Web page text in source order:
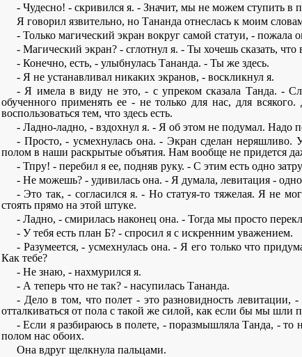
- Чудесно! - скривился я. - Значит, мы не можем ступить в
Я говорил язвительно, но Тананда отнеслась к моим
- Только магический экран вокруг самой статуи, - пожала
- Магический экран? - сглотнул я. - Ты хочешь сказать, что
- Конечно, есть, - улыбнулась Тананда. - Ты же здесь.
- Я не устанавливал никаких экранов, - воскликнул я.
- Я имела в виду не это, - с упреком сказала Танда. -
обученного применять ее - не только для нас, для
воспользоваться тем, что здесь есть.
- Ладно-ладно, - вздохнул я. - Я об этом не подумал. Надо
- Просто, - усмехнулась она. - Экран сделан неряшливо.
полом в наши раскрытые объятия. Нам вообще не придется
- Тпру! - перебил я ее, подняв руку. - С этим есть одно
- Не можешь? - удивилась она. - Я думала, левитация -
- Это так, - согласился я. - Но статуя-то тяжелая. Я не
стоять прямо на этой штуке.
- Ладно, - смирилась наконец она. - Тогда мы просто
- У тебя есть план Б? - спросил я с искренним уважением.
- Разумеется, - усмехнулась она. - Я его только что
Как тебе?
- Не знаю, - нахмурился я.
- А теперь что не так? - насупилась Тананда.
- Дело в том, что полет - это разновидность левитации,
отталкиваться от пола с такой же силой, как если бы мы
- Если я разбираюсь в полете, - поразмышляла Танда, -
полом нас обоих.
Она вдруг щелкнула пальцами.